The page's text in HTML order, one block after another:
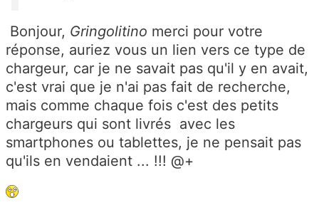
Bonjour, Gringolitino merci pour votre
réponse, auriez vous un lien vers ce type de
chargeur, car je ne savait pas qu'il y en avait,
c'est vrai que je n'ai pas fait de recherche,
mais comme chaque fois c'est des petits
chargeurs qui sont livrés avec les
smartphones ou tablettes, je ne pensait pas
qu'ils en vendaient ... !!! @+